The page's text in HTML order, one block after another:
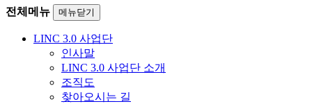
전체메뉴 메뉴닫기
LINC 3.0 사업단
인사말
LINC 3.0 사업단 소개
조직도
찾아오시는 길